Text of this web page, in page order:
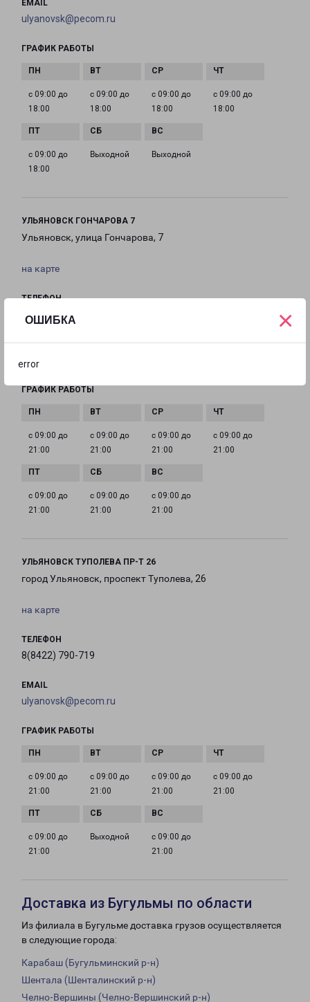
ОШИБКА
error
×
EMAIL
ulyanovsk@pecom.ru
ГРАФИК РАБОТЫ
с 09:00 до
18:00
с 09:00 до
18:00
с 09:00 до
18:00
с 09:00 до
18:00
с 09:00 до
18:00
Выходной Выходной
УЛЬЯНОВСК ГОНЧАРОВА 7
Ульяновск, улица Гончарова, 7
на карте
ТЕЛЕФОН
8(8422) 790-719
EMAIL
ulyanovsk@pecom.ru
ГРАФИК РАБОТЫ
с 09:00 до
21:00
с 09:00 до
21:00
с 09:00 до
21:00
с 09:00 до
21:00
с 09:00 до
21:00
с 09:00 до
21:00
с 09:00 до
21:00
УЛЬЯНОВСК ТУПОЛЕВА ПР-Т 26
город Ульяновск, проспект Туполева, 26
на карте
ТЕЛЕФОН
8(8422) 790-719
EMAIL
ulyanovsk@pecom.ru
ГРАФИК РАБОТЫ
с 09:00 до
21:00
с 09:00 до
21:00
с 09:00 до
21:00
с 09:00 до
21:00
с 09:00 до
21:00
Выходной
с 09:00 до
21:00
Доставка из Бугульмы по области
Из филиала в Бугульме доставка грузов осуществляется
в следующие города:
Карабаш (Бугульминский р-н)
Шентала (Шенталинский р-н)
Челно-Вершины (Челно-Вершинский р-н)